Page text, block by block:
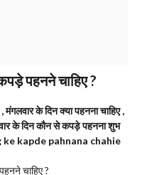
पहनने चाहिए ?
के दिन क्या पहनना चाहिए ,
के दिन कौन से कपड़े पहनना शुभ
ke kapde pahnana chahie